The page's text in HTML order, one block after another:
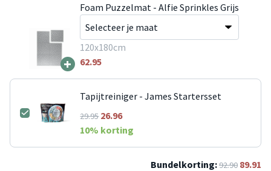
+
Foam Puzzelmat - Alfie Sprinkles Grijs
120x180cm
62.95
Tapijtreiniger - James Startersset
29.9526.96
10% korting
Bundelkorting:92.90 89.91